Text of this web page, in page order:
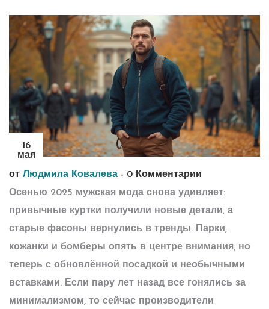
16
мая
от Людмила Ковалева - 0 Комментарии
Осенью 2025 мужская мода снова удивляет:
привычные куртки получили новые детали, а
старые фасоны вернулись в тренды. Парки,
кожанки и бомберы опять в центре внимания, но
теперь с обновлённой посадкой и необычными
вставками. Если пару лет назад все гонялись за
минимализмом, то сейчас производители